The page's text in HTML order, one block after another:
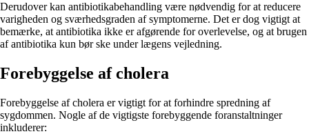
Derudover kan antibiotikabehandling være nødvendig for at reducere
varigheden og sværhedsgraden af symptomerne. Det er dog vigtigt at
bemærke, at antibiotika ikke er afgørende for overlevelse, og at brugen
af antibiotika kun bør ske under lægens vejledning.
Forebyggelse af cholera
Forebyggelse af cholera er vigtigt for at forhindre spredning af
sygdommen. Nogle af de vigtigste forebyggende foranstaltninger
inkluderer: